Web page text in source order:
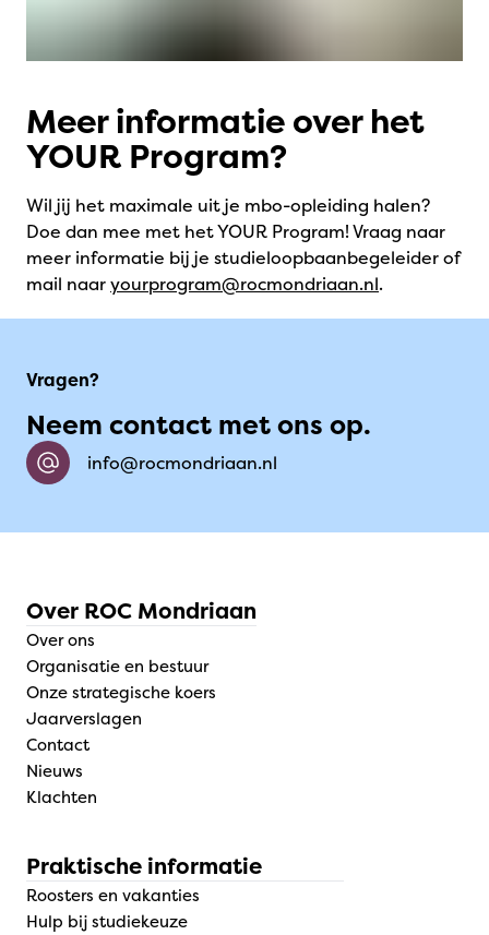
Meer informatie over het
YOUR Program?
Wil jij het maximale uit je mbo-opleiding halen?
Doe dan mee met het YOUR Program! Vraag naar
meer informatie bij je studieloopbaanbegeleider of
mail naaryourprogram@rocmondriaan.nl.
Vragen?
Neem contact met ons op.
info@rocmondriaan.nl
Over ROC Mondriaan
Over ons
Organisatie en bestuur
Onze strategische koers
Jaarverslagen
Contact
Nieuws
Klachten
Praktische informatie
Roosters en vakanties
Hulp bij studiekeuze